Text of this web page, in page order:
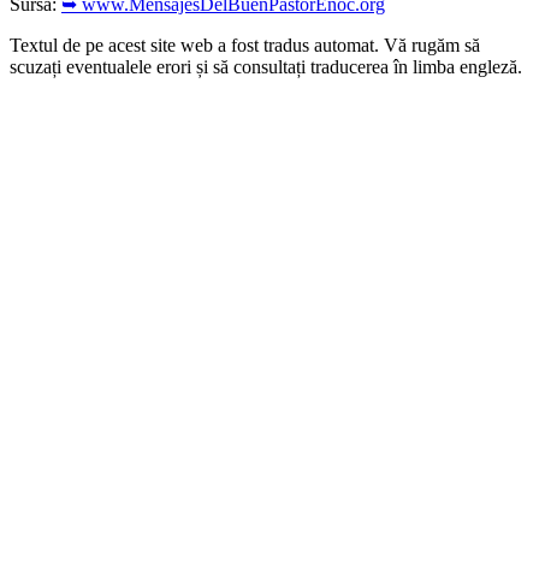
Textul de pe acest site web a fost tradus automat. Vă rugăm să
scuzați eventualele erori și să consultați traducerea în limba engleză.